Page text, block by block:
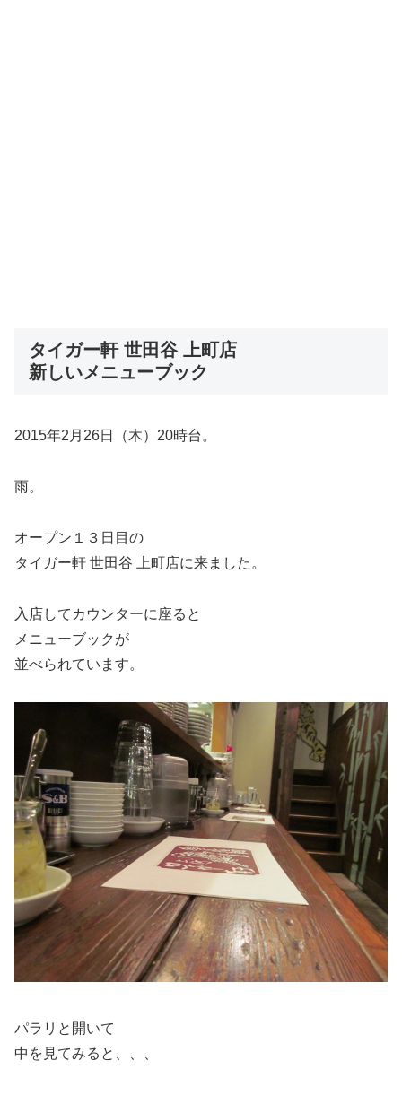
タイガー軒 世田谷 上町店
新しいメニューブック
2015年2月26日（木）20時台。
雨。
オープン１３日目の
タイガー軒 世田谷 上町店に来ました。
入店してカウンターに座ると
メニューブックが
並べられています。
パラリと開いて
中を見てみると、、、